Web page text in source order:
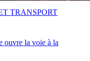
ouvre la voie à la
TRANSPORT